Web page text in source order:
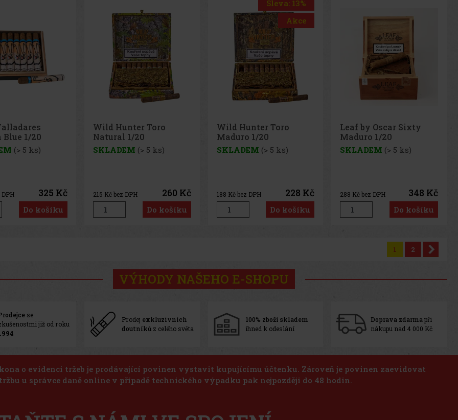
Blue 1/20
(> 5 ks)
DPH 325 Kč
Do košíku
Wild Hunter Toro
Natural 1/20
SKLADEM (> 5 ks)
215 Kč bez DPH 260 Kč
Do košíku
Sleva: 13%
Akce
Wild Hunter Toro
Maduro 1/20
SKLADEM (> 5 ks)
188 Kč bez DPH 228 Kč
Do košíku
Leaf by Oscar Sixty
Maduro 1/20
SKLADEM (> 5 ks)
288 Kč bez DPH 348 Kč
Do košíku
1 2
VÝHODY NAŠEHO E-SHOPU
se
již od roku
Prodej exkluzivních
doutníkůz celého světa
100% zboží skladem
ihned k odeslání
Doprava zdarmapři
nákupu nad 4 000 Kč
o evidenci tržeb je prodávající povinen vystavit kupujícímu účtenku. Zároveň je povinen zaevidovat
u správce daně online v případě technického výpadku pak nejpozději do 48 hodin.